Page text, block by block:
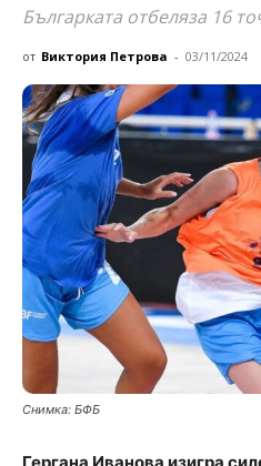
Българката отбеляза 16
от Виктория Петрова - 03/11/2024
Снимка: БФБ
Гергана Иванова изигра